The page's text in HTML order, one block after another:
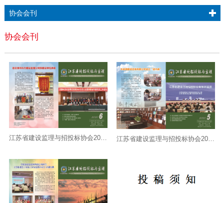
协会会刊
协会会刊
江苏省建设监理与招投标协会2020年会刊第6期 江苏省建设监理与招投标协会2020年会刊第5期